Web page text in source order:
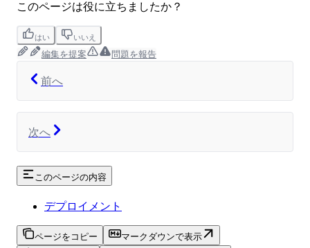
このページは役に立ちましたか？
はい いいえ
編集を提案 問題を報告
前へ
次へ
このページの内容
デプロイメント
ページをコピー マークダウンで表示